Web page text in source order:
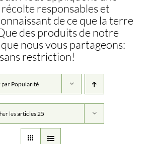
responsables et
de ce que la terre
des produits de notre
nous vous partageons:
restriction!
parPopularité
lesarticles 25